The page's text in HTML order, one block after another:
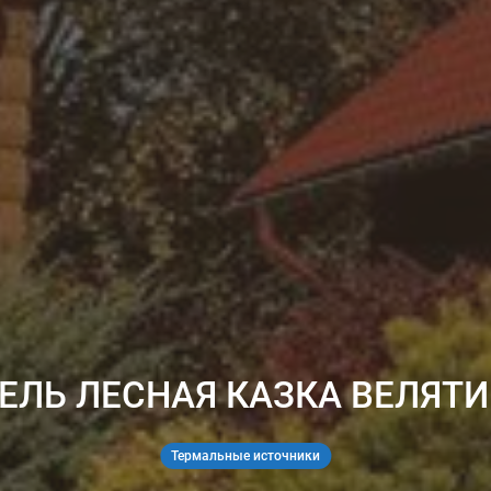
ЛЕСНАЯ КАЗКА
Термальные источники